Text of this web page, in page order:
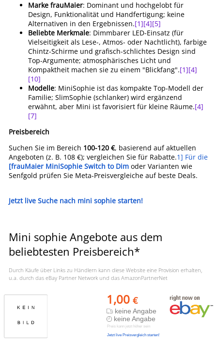
Marke frauMaier: Dominant und hochgelobt für
Design, Funktionalität und Handfertigung; keine
Alternativen in den Ergebnissen.[1][4][5]
Beliebte Merkmale: Dimmbarer LED-Einsatz (für
Vielseitigkeit als Lese-, Atmos- oder Nachtlicht), farbige
Chintz-Schirme und grafisch-schlichtes Design sind
Top-Argumente; atmosphärisches Licht und
Kompaktheit machen sie zu einem "Blickfang".[1][4]
[10]
Modelle: MiniSophie ist das kompakte Top-Modell der
Familie; SlimSophie (schlanker) wird ergänzend
erwähnt, aber Mini ist favorisiert für kleine Räume.[4]
[7]
Preisbereich
Suchen Sie im Bereich 100-120 €, basierend auf aktuellen
Angeboten (z. B. 108 €); vergleichen Sie für Rabatte.1] Für die
[frauMaier MiniSophie Switch to Dim oder Varianten wie
Senfgold prüfen Sie Meta-Preisvergleiche auf beste Deals.
Jetzt live Suche nach mini sophie starten!
Mini sophie Angebote aus dem
beliebtesten Preisbereich*
Durch Käufe über Links zu Händlern kann diese Website eine Provision erhalten,
u.a. durch das eBay Partner Network und das AmazonPartnerNet
1,00 €
keine Angabe
keine Angabe
Preis kann jetzt höher sein
Jetzt live Preisvergleich starten!